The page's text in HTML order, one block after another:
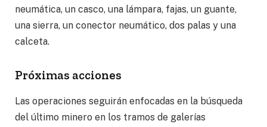
neumática, un casco, una lámpara, fajas, un guante,
una sierra, un conector neumático, dos palas y una
calceta.
Próximas acciones
Las operaciones seguirán enfocadas en la búsqueda
del último minero en los tramos de galerías